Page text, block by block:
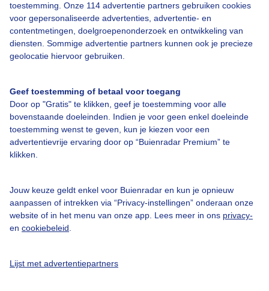
toestemming. Onze 114 advertentie partners gebruiken cookies
voor gepersonaliseerde advertenties, advertentie- en
contentmetingen, doelgroepenonderzoek en ontwikkeling van
diensten. Sommige advertentie partners kunnen ook je precieze
geolocatie hiervoor gebruiken.
Geef toestemming of betaal voor toegang
Door op "Gratis" te klikken, geef je toestemming voor alle
bovenstaande doeleinden. Indien je voor geen enkel doeleinde
toestemming wenst te geven, kun je kiezen voor een
advertentievrije ervaring door op “Buienradar Premium” te
klikken.
Jouw keuze geldt enkel voor Buienradar en kun je opnieuw
aanpassen of intrekken via “Privacy-instellingen” onderaan onze
website of in het menu van onze app. Lees meer in ons privacy-
en cookiebeleid
Lijst met advertentiepartners
Bedrijfsgegevens
Veelgestelde vragen
Contact
Gebruikersvoorwaarden
Adverteren
Buienradar Team
Privacy beleid
Privacy instellingen
Gratis weerdata
Buienradar